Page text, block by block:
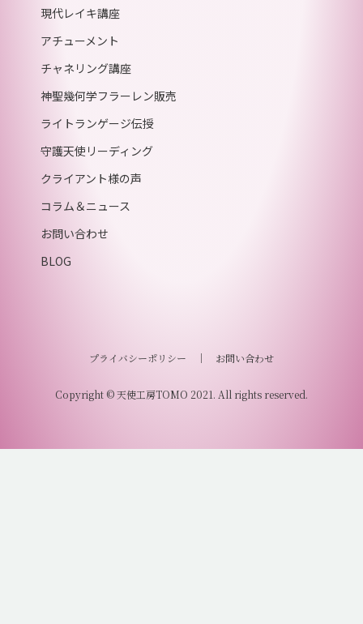
現代レイキ講座
アチューメント
チャネリング講座
神聖幾何学フラーレン販売
ライトランゲージ伝授
守護天使リーディング
クライアント様の声
コラム＆ニュース
お問い合わせ
BLOG
プライバシーポリシー ｜ お問い合わせ
Copyright © 天使工房TOMO 2021. All rights reserved.